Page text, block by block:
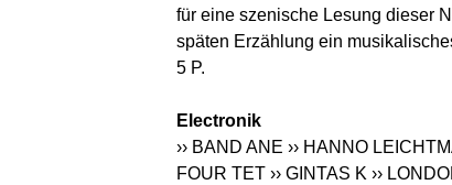
für eine szenische Lesung dieser
späten Erzählung ein
5 P.
Electronik
›› BAND ANE ›› HANNO
FOUR TET ›› GINTAS K ››